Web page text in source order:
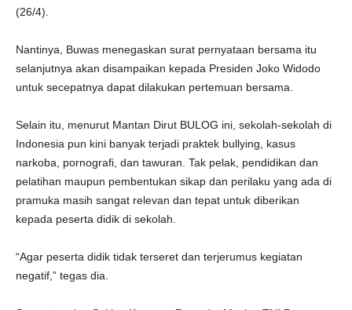
(26/4).
Nantinya, Buwas menegaskan surat pernyataan bersama itu
selanjutnya akan disampaikan kepada Presiden Joko Widodo
untuk secepatnya dapat dilakukan pertemuan bersama.
Selain itu, menurut Mantan Dirut BULOG ini, sekolah-sekolah di
Indonesia pun kini banyak terjadi praktek bullying, kasus
narkoba, pornografi, dan tawuran. Tak pelak, pendidikan dan
pelatihan maupun pembentukan sikap dan perilaku yang ada di
pramuka masih sangat relevan dan tepat untuk diberikan
kepada peserta didik di sekolah.
“Agar peserta didik tidak terseret dan terjerumus kegiatan
negatif,” tegas dia.